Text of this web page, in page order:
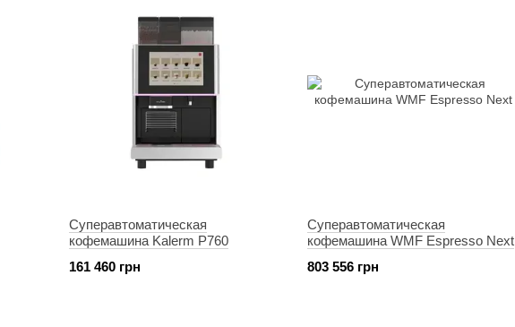
Суперавтоматическая
кофемашина Kalerm P760
161 460 грн
Суперавтоматическая
кофемашина WMF Espresso Next
803 556 грн